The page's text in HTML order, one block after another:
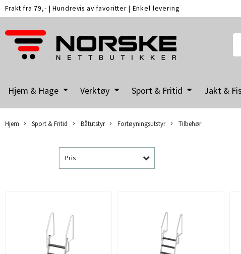
Frakt fra 79,- |Hundrevis av favoritter | Enkel levering
Hjem & Hage Verktøy Sport & Fritid Jakt &
Hjem Sport & Fritid Båtutstyr Fortøyningsutstyr Tilbehør
Pris